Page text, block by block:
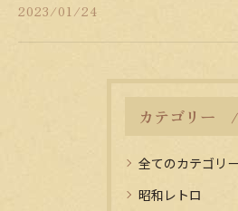
2023/01/24
カテゴリー
全てのカテゴリー
昭和レトロ